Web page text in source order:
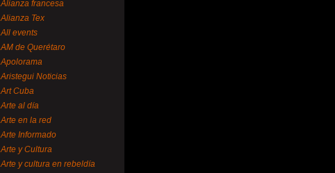
Alianza francesa
Alianza Tex
All events
AM de Querétaro
Apolorama
Aristegui Noticias
Art Cuba
Arte al día
Arte en la red
Arte Informado
Arte y Cultura
Arte y cultura en rebeldía